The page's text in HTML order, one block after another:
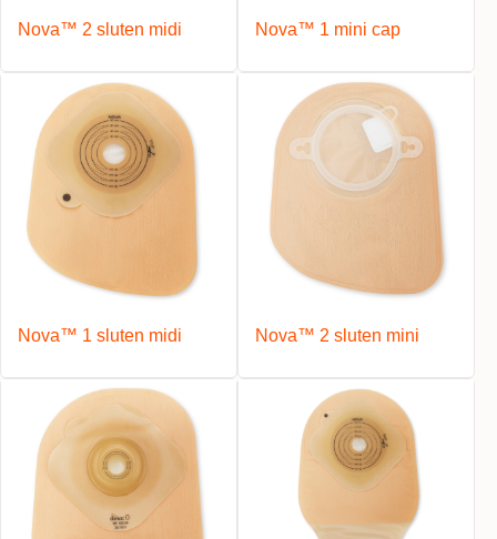
Nova™ 2 sluten midi Nova™ 1 mini cap
Nova™ 1 sluten midi Nova™ 2 sluten mini